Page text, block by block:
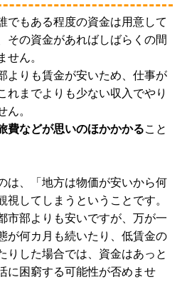
でもある程度の資金は用意して
その資金があればしばらくの間
ん。
よりも賃金が安いため、仕事が
れまでよりも少ない収入でやり
。
費などが思いのほかかかること
は、「地方は物価が安いから何
視してしまうということです。
市部よりも安いですが、万が一
が何カ月も続いたり、低賃金の
りした場合では、資金はあっと
に困窮する可能性が否めませ